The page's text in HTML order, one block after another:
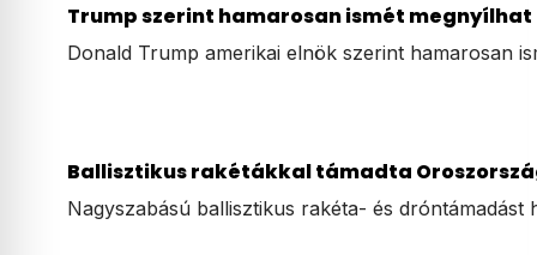
Trump szerint hamarosan ismét
Donald Trump amerikai elnök szerint hamarosan
Ballisztikus rakétákkal támadta
Nagyszabású ballisztikus rakéta- és